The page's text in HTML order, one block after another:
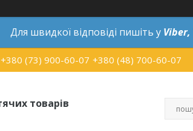
Для швидкої відповіді пишіть у Viber,
+380 (73) 900-60-07 +380 (48) 700-60-07
товарів